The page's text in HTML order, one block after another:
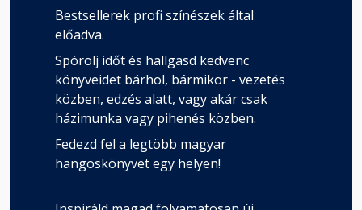
Bestsellerek profi színészek által
előadva.
Spórolj időt és hallgasd kedvenc
könyveidet bárhol, bármikor - vezetés
közben, edzés alatt, vagy akár csak
házimunka vagy pihenés közben.
Fedezd fel a legtöbb magyar
hangoskönyvet egy helyen!